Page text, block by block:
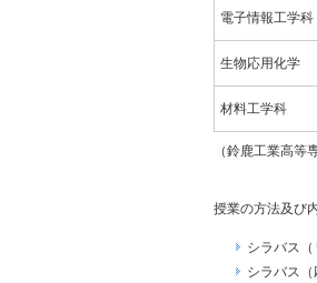
電子情報工学科
生物応用化学
材料工学科
（鈴鹿工業高等
授業の方法及び
シラバス
シラバス